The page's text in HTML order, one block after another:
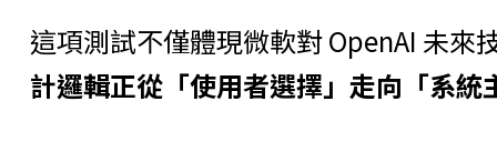
這項測試不僅體現微軟對 OpenAI 未來
計邏輯正從「使用者選擇」走向「系統